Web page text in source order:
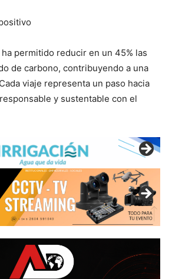
permitido reducir en un 45% las
de carbono, contribuyendo a una
viaje representa un paso hacia
y sustentable con el